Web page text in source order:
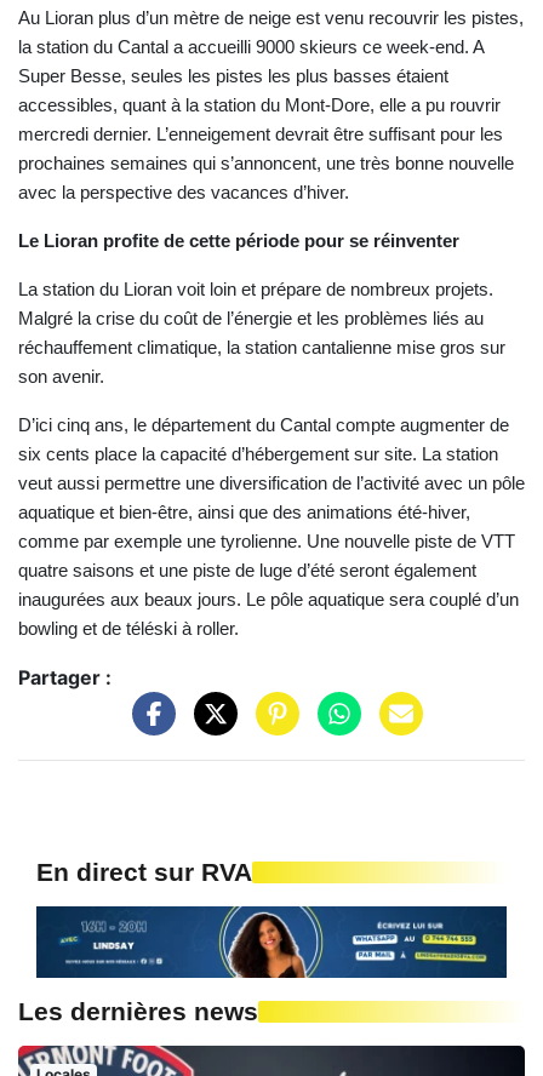
Au Lioran plus d’un mètre de neige est venu recouvrir les pistes,
la station du Cantal a accueilli 9000 skieurs ce week-end. A
Super Besse, seules les pistes les plus basses étaient
accessibles, quant à la station du Mont-Dore, elle a pu rouvrir
mercredi dernier. L’enneigement devrait être suffisant pour les
prochaines semaines qui s’annoncent, une très bonne nouvelle
avec la perspective des vacances d’hiver.
Le Lioran profite de cette période pour se réinventer
La station du Lioran voit loin et prépare de nombreux projets.
Malgré la crise du coût de l’énergie et les problèmes liés au
réchauffement climatique, la station cantalienne mise gros sur
son avenir.
D’ici cinq ans, le département du Cantal compte augmenter de
six cents place la capacité d’hébergement sur site. La station
veut aussi permettre une diversification de l’activité avec un pôle
aquatique et bien-être, ainsi que des animations été-hiver,
comme par exemple une tyrolienne. Une nouvelle piste de VTT
quatre saisons et une piste de luge d’été seront également
inaugurées aux beaux jours. Le pôle aquatique sera couplé d’un
bowling et de téléski à roller.
Partager :
En direct sur RVA
Les dernières news